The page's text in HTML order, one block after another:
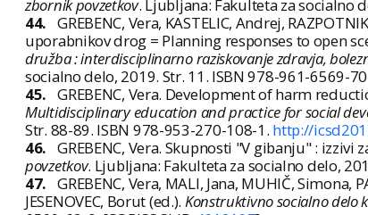
zbornik povzetkov. Ljubljana: Fakulteta za socialno
44. GREBENC, Vera, KASTELIC, Andrej,
uporabnikov drog = Planning responses to open
družba : interdisciplinarno raziskovanje zdravja,
socialno delo, 2019. Str. 11. ISBN 978-961-6569-
45. GREBENC, Vera. Development of harm
Multidisciplinary education and practice for social
Str. 88-89. ISBN 978-953-270-108-1. http://
46. GREBENC, Vera. Skupnosti "V gibanju" : izzivi
povzetkov. Ljubljana: Fakulteta za socialno delo,
47. GREBENC, Vera, MALI, Jana, MUHIČ,
JESENOVEC, Borut (ed.). Konstruktivno socialno delo